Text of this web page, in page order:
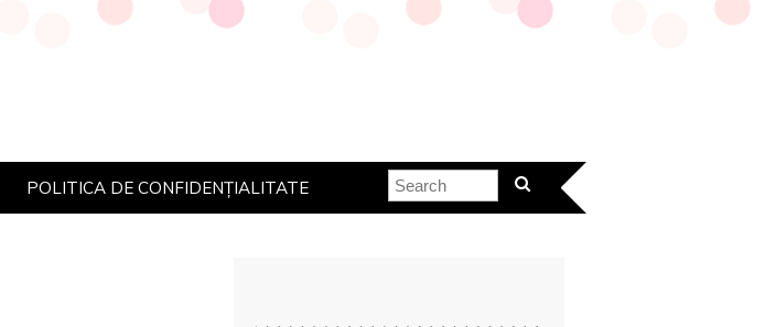
POLITICA DE CONFIDENȚIALITATE